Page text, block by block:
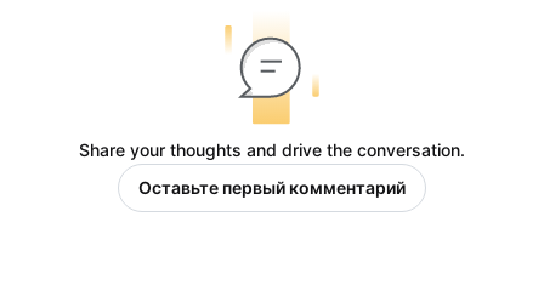
Share your thoughts and drive the conversation.
Оставьте первый комментарий